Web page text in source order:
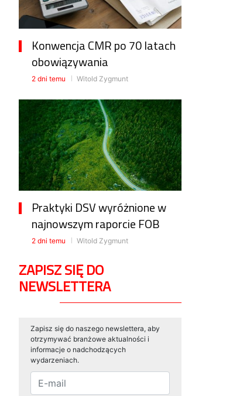
Konwencja CMR po 70 latach
obowiązywania
2 dni temu Witold Zygmunt
Praktyki DSV wyróżnione w
najnowszym raporcie FOB
2 dni temu Witold Zygmunt
ZAPISZ SIĘ DO
NEWSLETTERA
Zapisz się do naszego newslettera, aby
otrzymywać branżowe aktualności i
informacje o nadchodzących
wydarzeniach.